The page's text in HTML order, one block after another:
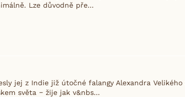
Lze důvodně pře...
jej z Indie již útočné falangy Alexandra
světa ‒ žije jak v&nbs...